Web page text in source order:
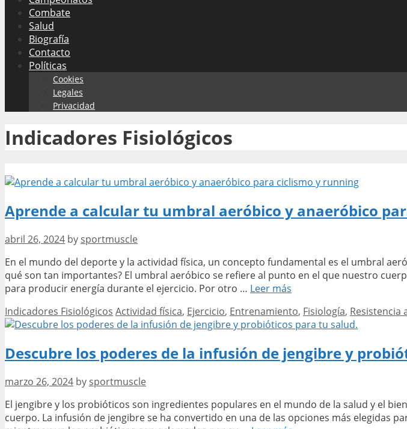
Combate
Salud
Biografía
Contacto
Políticas
Cookies
Legales
Privacidad
Indicadores Fisiológicos
Aprende a calcular tu umbral aeróbico y anaeróbico
abril 26, 2024 by sportmuscle
En el mundo del deporte y la actividad física, un concepto fundamental es el umbral
qué son tan importantes? El umbral aeróbico se refiere al punto en el que nuestro
para producir energía durante el ejercicio. Por otro … Leer más
calcular
tu
aeróbico
ciclismo
y
Categories
Indicadores Fisiológicos Tags
Actividad física, Ejercicio, Entrenamiento, Fisiología, Resistencia
Descubre los poderes de la infusión de jengibre y
marzo 26, 2024 by sportmuscle
El jengibre y los probióticos son ingredientes populares en el mundo de la salud y el
cuerpo. La infusión de jengibre se ha convertido en una de las opciones más elegidas